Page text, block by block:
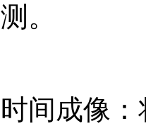
。
间成像